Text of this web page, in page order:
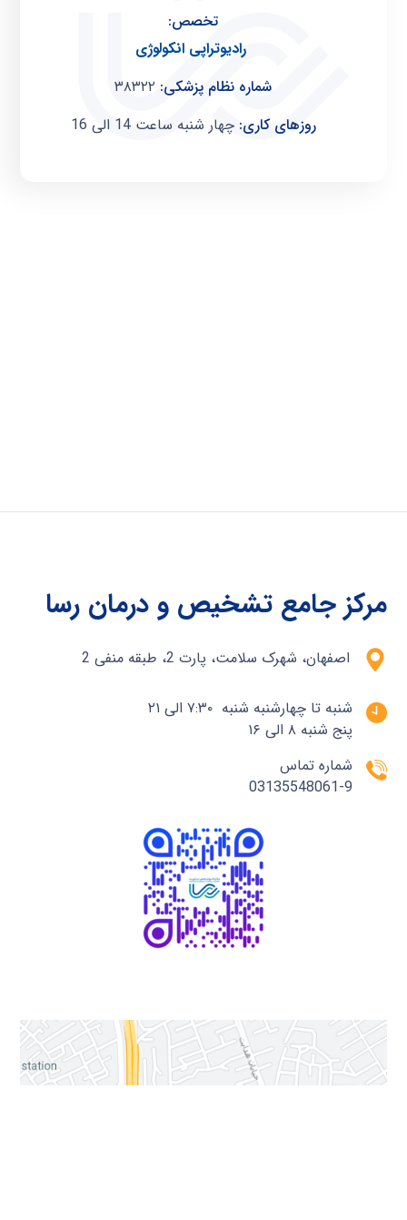
تخصص:
رادیوتراپی انکولوژی
شماره نظام پزشکی: ۳۸۳۲۲
روزهای کاری: چهار شنبه ساعت 14 الی 16
مرکز جامع تشخیص و درمان رسا
اصفهان، شهرک سلامت، پارت 2، طبقه منفی 2
شنبه تا چهارشنبه شنبه ۷:۳۰ الی ۲۱
پنج شنبه ۸ الی ۱۶
شماره تماس
03135548061-9